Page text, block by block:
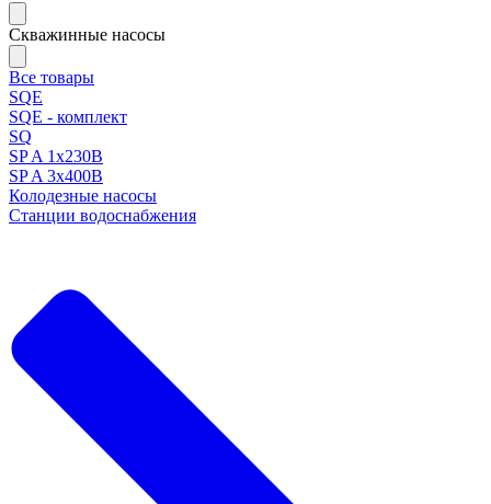
Скважинные насосы
Все товары
SQE
SQE - комплект
SQ
SP A 1x230В
SP A 3x400В
Колодезные насосы
Станции водоснабжения